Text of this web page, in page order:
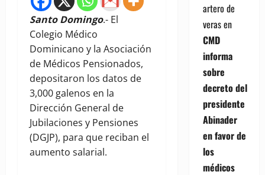
Santo Domingo.- El
Colegio Médico
Dominicano y la Asociación
de Médicos Pensionados,
depositaron los datos de
3,000 galenos en la
Dirección General de
Jubilaciones y Pensiones
(DGJP), para que reciban el
aumento salarial.
artero de
verasen
CMD
informa
sobre
decreto del
presidente
Abinader
en favor de
los
médicos